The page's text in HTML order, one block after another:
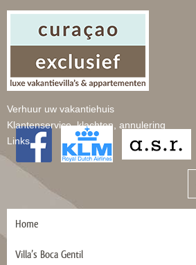
Verhuur uw vakantiehuis
Klantenservice, klachten, annulering
Links
Home
Villa’s Boca Gentil